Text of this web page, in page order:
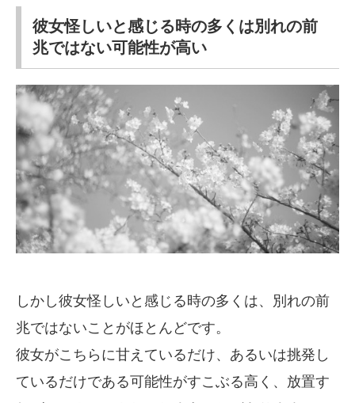
彼女怪しいと感じる時の多くは別れの前
兆ではない可能性が高い
しかし彼女怪しいと感じる時の多くは、別れの前
兆ではないことがほとんどです。
彼女がこちらに甘えているだけ、あるいは挑発し
ているだけである可能性がすこぶる高く、放置す